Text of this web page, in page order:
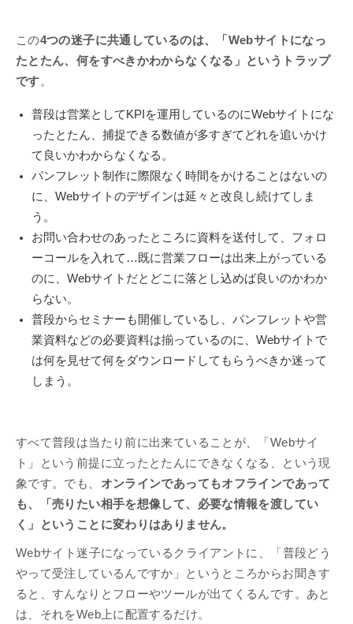
この4つの迷子に共通しているのは、「Webサイトになっ
たとたん、何をすべきかわからなくなる」というトラップ
です。
普段は営業としてKPIを運用しているのにWebサイトにな
ったとたん、捕捉できる数値が多すぎてどれを追いかけ
て良いかわからなくなる。
パンフレット制作に際限なく時間をかけることはないの
に、Webサイトのデザインは延々と改良し続けてしま
う。
お問い合わせのあったところに資料を送付して、フォロ
ーコールを入れて…既に営業フローは出来上がっている
のに、Webサイトだとどこに落とし込めば良いのかわか
らない。
普段からセミナーも開催しているし、パンフレットや営
業資料などの必要資料は揃っているのに、Webサイトで
は何を見せて何をダウンロードしてもらうべきか迷って
しまう。
すべて普段は当たり前に出来ていることが、「Webサイ
ト」という前提に立ったとたんにできなくなる、という現
象です。でも、 オンラインであってもオフラインであって
も、「売りたい相手を想像して、必要な情報を渡してい
く」ということに変わりはありません。
Webサイト迷子になっているクライアントに、「普段どう
やって受注しているんですか」というところからお聞きす
ると、すんなりとフローやツールが出てくるんです。あと
は、それをWeb上に配置するだけ。